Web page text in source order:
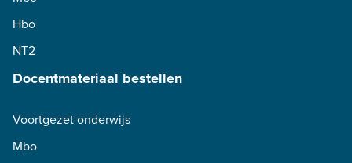
Hbo
NT2
Docentmateriaal bestellen
Voortgezet onderwijs
Mbo